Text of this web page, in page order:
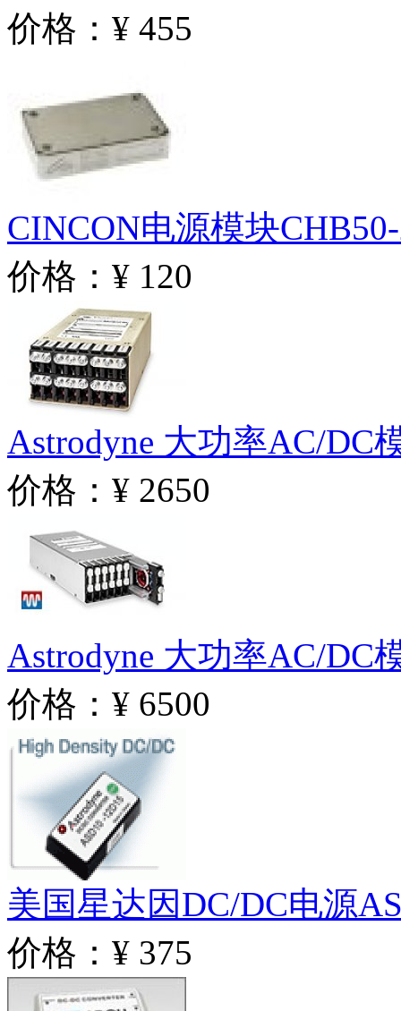
价格：¥ 455
CINCON电源模块
价格：¥ 120
Astrodyne 大功率AC/DC
价格：¥ 2650
Astrodyne 大功率AC/DC
价格：¥ 6500
美国星达因DC/DC电源
价格：¥ 375